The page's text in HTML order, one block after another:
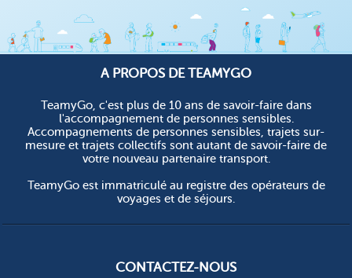
A PROPOS DE TEAMYGO
TeamyGo, c'est plus de 10 ans de savoir-faire dans
l'accompagnement de personnes sensibles.
Accompagnements de personnes sensibles, trajets sur-
mesure et trajets collectifs sont autant de savoir-faire de
votre nouveau partenaire transport.
TeamyGo est immatriculé au registre des opérateurs de
voyages et de séjours.
CONTACTEZ-NOUS